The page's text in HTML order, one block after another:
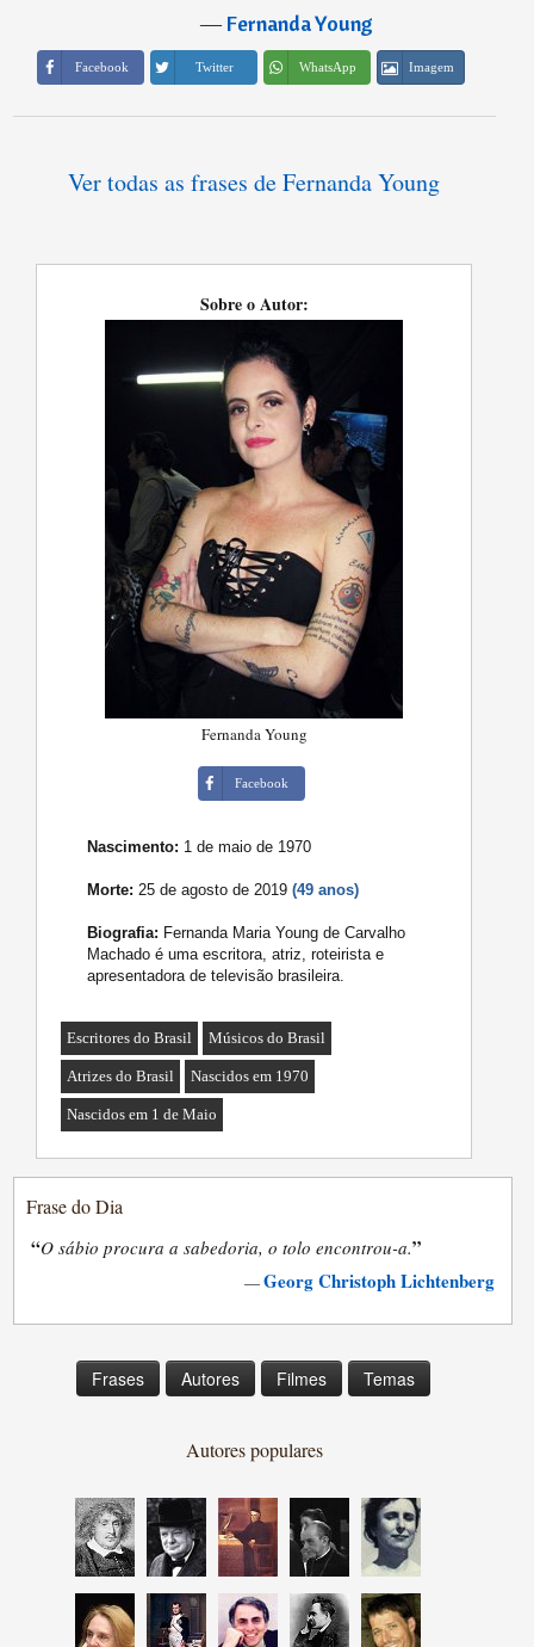
―Fernanda Young
Facebook Twitter WhatsApp Imagem
Ver todas as frases de Fernanda Young
Sobre o Autor:
Fernanda Young
Facebook
Nascimento: 1 de maio de 1970
Morte: 25 de agosto de 2019(49 anos)
Biografia: Fernanda Maria Young de Carvalho
Machado é uma escritora, atriz, roteirista e
apresentadora de televisão brasileira.
Escritores do Brasil Músicos do Brasil
Atrizes do Brasil Nascidos em 1970
Nascidos em 1 de Maio
Frase do Dia
“O sábio procura a sabedoria, o tolo encontrou-a.”
—Georg Christoph Lichtenberg
Frases Autores Filmes Temas
Autores populares